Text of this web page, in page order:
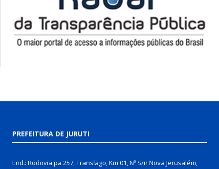
PREFEITURA DE JURUTI
End.: Rodovia pa 257, Translago, Km 01, Nº S/n Nova Jerusalém,